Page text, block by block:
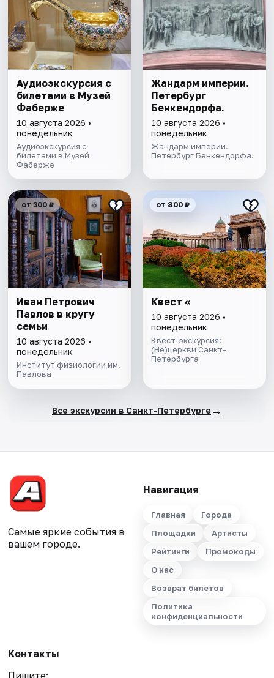
Аудиоэкскурсия с
билетами в Музей
Фаберже
10 августа 2026 •
понедельник
Аудиоэкскурсия с
билетами в Музей
Фаберже
Жандарм империи.
Петербург
Бенкендорфа.
10 августа 2026 •
понедельник
Жандарм империи.
Петербург Бенкендорфа.
от 300 ₽
Иван Петрович
Павлов в кругу
семьи
10 августа 2026 •
понедельник
Институт физиологии им.
Павлова
от 800 ₽
Квест «
10 августа 2026 •
понедельник
Квест-экскурсия:
(Не)церкви Санкт-
Петербурга
Все экскурсии в Санкт-Петербурге →
Самые яркие события в
вашем городе.
Навигация
Главная
Города
Площадки
Артисты
Рейтинги
Промокоды
О нас
Возврат билетов
Политика
конфиденциальности
Контакты